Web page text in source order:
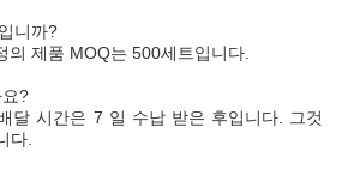
니까?
의 제품 MOQ는 500세트입니다.
?
달 시간은 7 일 수납 받은 후입니다. 그것
다.